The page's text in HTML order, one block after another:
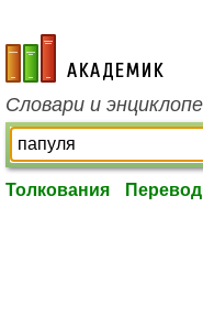
academic.ru
Словари и
Толкования